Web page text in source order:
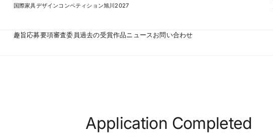
国際家具デザインコンペティション旭川2027
趣旨応募要項審査委員過去の受賞作品ニュースお問い合わせ
Application Completed